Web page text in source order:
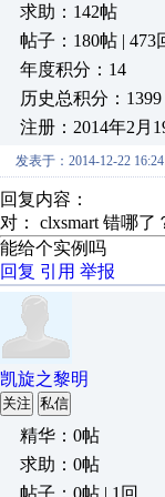
求助：142帖
帖子：180帖 | 473
年度积分：14
历史总积分：1399
注册：2014年2月
发表于：2014-12-22
回复内容：
对： clxsmart 错哪了
能给个实例吗
回复 引用 举报
凯旋之黎明
关注 私信
精华：0帖
求助：0帖
帖子：0帖 | 1回